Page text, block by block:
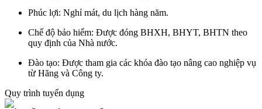
Phúc lợi: Nghỉ mát, du lịch hàng năm.
Chế độ bảo hiểm: Được đóng BHXH, BHYT, BHTN theo
quy định của Nhà nước.
Đào tạo: Được tham gia các khóa đào tạo nâng cao nghiệp vụ
từ Hãng và Công ty.
Quy trình tuyển dụng